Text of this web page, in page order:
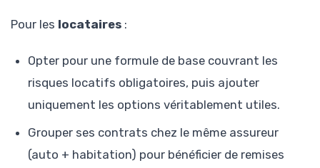
Pour les locataires :
Opter pour une formule de base couvrant les
risques locatifs obligatoires, puis ajouter
uniquement les options véritablement utiles.
Grouper ses contrats chez le même assureur
(auto + habitation) pour bénéficier de remises